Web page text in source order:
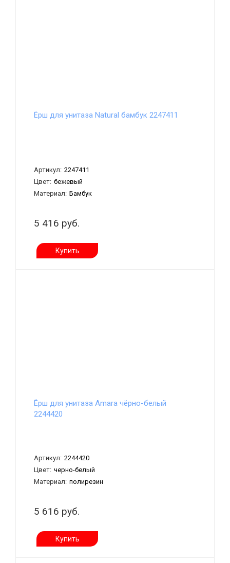
Ёрш для унитаза Natural бамбук 2247411
Артикул: 2247411
Цвет: бежевый
Материал: Бамбук
5 416 руб.
Купить
Ёрш для унитаза Amara чёрно-белый
2244420
Артикул: 2244420
Цвет: черно-белый
Материал: полирезин
5 616 руб.
Купить